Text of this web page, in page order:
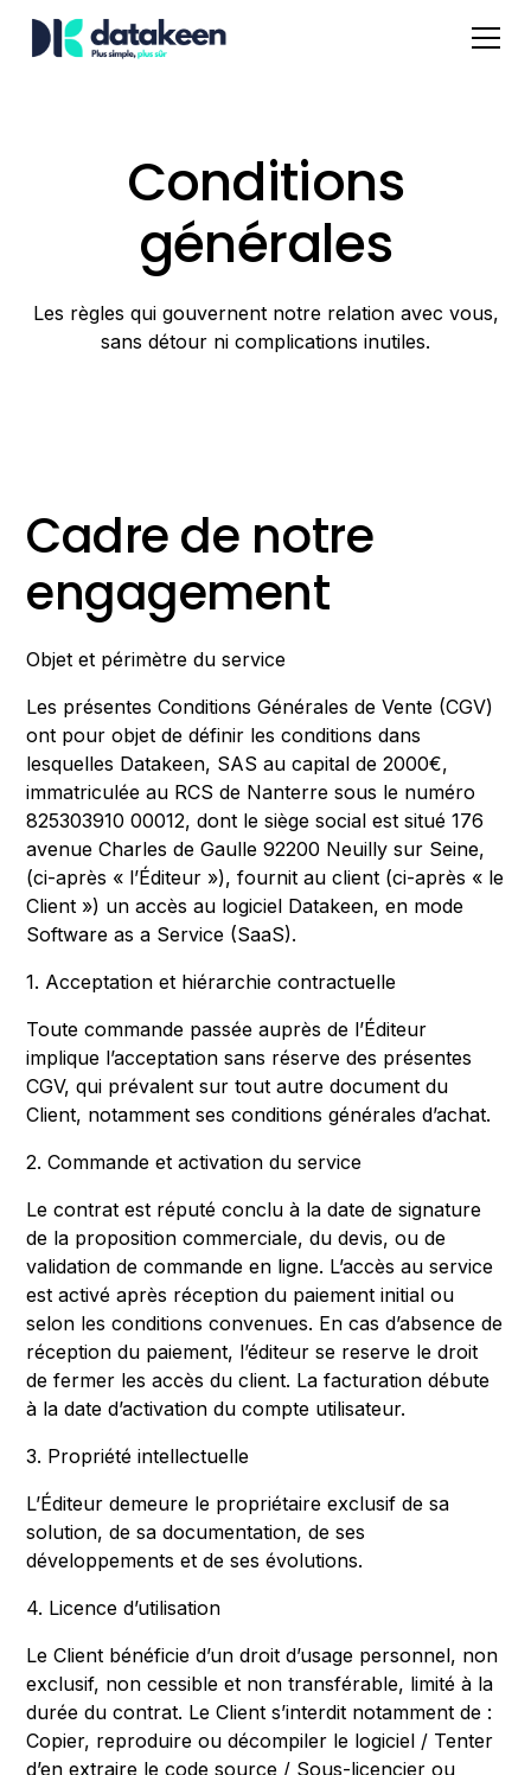
Conditions
générales
Les règles qui gouvernent notre relation avec vous,
sans détour ni complications inutiles.
Cadre de notre
engagement
Objet et périmètre du service
Les présentes Conditions Générales de Vente (CGV)
ont pour objet de définir les conditions dans
lesquelles Datakeen, SAS au capital de 2000€,
immatriculée au RCS de Nanterre sous le numéro
825303910 00012, dont le siège social est situé 176
avenue Charles de Gaulle 92200 Neuilly sur Seine,
(ci-après « l’Éditeur »), fournit au client (ci-après « le
Client ») un accès au logiciel Datakeen, en mode
Software as a Service (SaaS).
1. Acceptation et hiérarchie contractuelle
Toute commande passée auprès de l’Éditeur
implique l’acceptation sans réserve des présentes
CGV, qui prévalent sur tout autre document du
Client, notamment ses conditions générales d’achat.
2. Commande et activation du service
Le contrat est réputé conclu à la date de signature
de la proposition commerciale, du devis, ou de
validation de commande en ligne. L’accès au service
est activé après réception du paiement initial ou
selon les conditions convenues. En cas d’absence de
réception du paiement, l’éditeur se reserve le droit
de fermer les accès du client. La facturation débute
à la date d’activation du compte utilisateur.
3. Propriété intellectuelle
L’Éditeur demeure le propriétaire exclusif de sa
solution, de sa documentation, de ses
développements et de ses évolutions.
4. Licence d’utilisation
Le Client bénéficie d’un droit d’usage personnel, non
exclusif, non cessible et non transférable, limité à la
durée du contrat. Le Client s’interdit notamment de :
Copier, reproduire ou décompiler le logiciel / Tenter
d’en extraire le code source / Sous-licencier ou